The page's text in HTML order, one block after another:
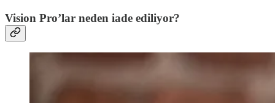
Vision Pro’lar neden iade ediliyor?